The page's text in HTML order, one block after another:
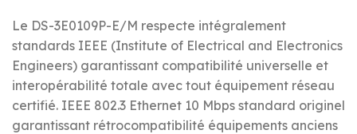
Le DS-3E0109P-E/M respecte intégralement
standards IEEE (Institute of Electrical and Electronics
Engineers) garantissant compatibilité universelle et
interopérabilité totale avec tout équipement réseau
certifié. IEEE 802.3 Ethernet 10 Mbps standard originel
garantissant rétrocompatibilité équipements anciens